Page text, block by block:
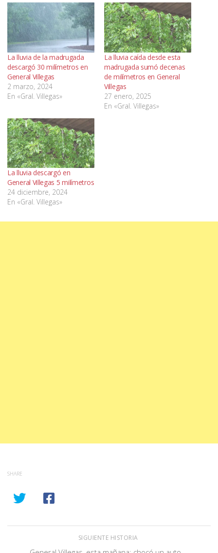
La lluvia de la madrugada
descargó 30 milímetros en
General Villegas
2 marzo, 2024
En «Gral. Villegas»
La lluvia caída desde esta
madrugada sumó decenas
de milímetros en General
Villegas
27 enero, 2025
En «Gral. Villegas»
La lluvia descargó en
General Villegas 5 milímetros
24 diciembre, 2024
En «Gral. Villegas»
SHARE
SIGUIENTE HISTORIA